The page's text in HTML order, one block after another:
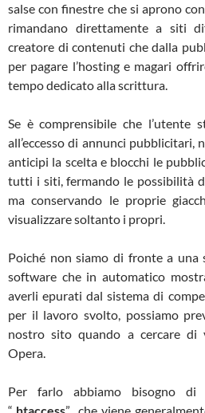
salse con finestre che si aprono
rimandano direttamente a siti
creatore di contenuti che dalla
per pagare l’hosting e magari
tempo dedicato alla scrittura.
Se è comprensibile che l’utente
all’eccesso di annunci pubblicitari,
anticipi la scelta e blocchi le
tutti i siti, fermando le possibilità
ma conservando le proprie
visualizzare soltanto i propri.
Poiché non siamo di fronte a una
software che in automatico
averli epurati dal sistema di
per il lavoro svolto, possiamo
nostro sito quando a cercare di
Opera.
Per farlo abbiamo bisogno